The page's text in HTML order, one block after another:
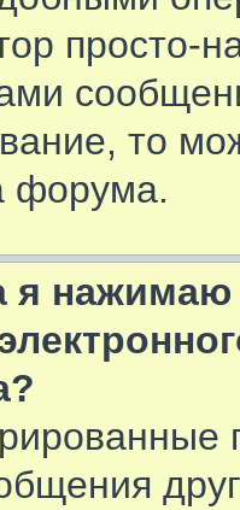
просто-
то
форума.
я